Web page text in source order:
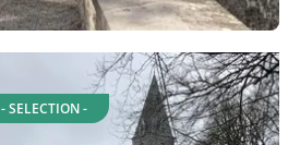
- SELECTION -